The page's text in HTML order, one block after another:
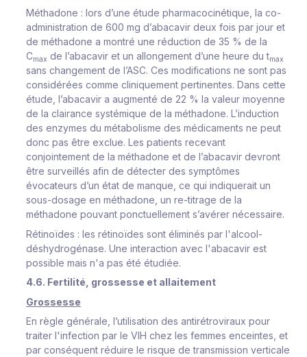
Méthadone : lors d’une étude pharmacocinétique, la co-
administration de 600 mg d’abacavir deux fois par jour et
de méthadone a montré une réduction de 35 % de la
Cmax de l’abacavir et un allongement d’une heure du tmax
sans changement de l’ASC. Ces modifications ne sont pas
considérées comme cliniquement pertinentes. Dans cette
étude, l’abacavir a augmenté de 22 % la valeur moyenne
de la clairance systémique de la méthadone. L’induction
des enzymes du métabolisme des médicaments ne peut
donc pas être exclue. Les patients recevant
conjointement de la méthadone et de l’abacavir devront
être surveillés afin de détecter des symptômes
évocateurs d’un état de manque, ce qui indiquerait un
sous-dosage en méthadone, un re-titrage de la
méthadone pouvant ponctuellement s’avérer nécessaire.
Rétinoïdes : les rétinoïdes sont éliminés par l'alcool-
déshydrogénase. Une interaction avec l'abacavir est
possible mais n'a pas été étudiée.
4.6. Fertilité, grossesse et allaitement
Grossesse
En règle générale, l’utilisation des antirétroviraux pour
traiter l'infection par le VIH chez les femmes enceintes, et
par conséquent réduire le risque de transmission verticale